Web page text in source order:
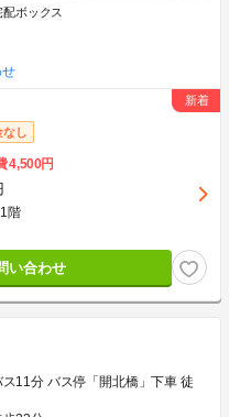
配ボックス
なし
4,500円
1階
い合わせ
11分 バス停「開北橋」下車 徒